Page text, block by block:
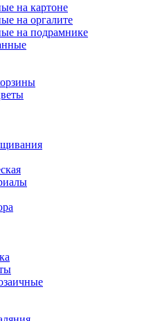
на картоне
на оргалите
на подрамнике